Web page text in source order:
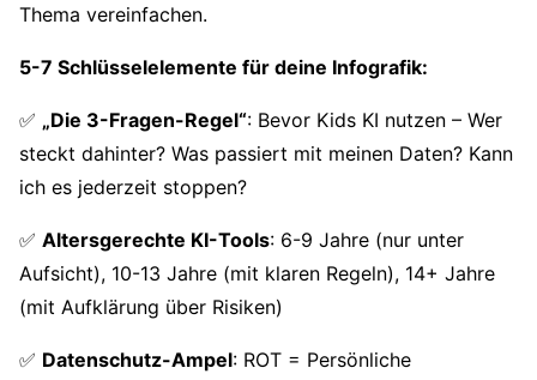
Thema vereinfachen.
5-7 Schlüsselelemente für deine Infografik:
✅ „Die 3-Fragen-Regel“: Bevor Kids KI nutzen – Wer
steckt dahinter? Was passiert mit meinen Daten? Kann
ich es jederzeit stoppen?
✅ Altersgerechte KI-Tools: 6-9 Jahre (nur unter
Aufsicht), 10-13 Jahre (mit klaren Regeln), 14+ Jahre
(mit Aufklärung über Risiken)
✅ Datenschutz-Ampel: ROT = Persönliche